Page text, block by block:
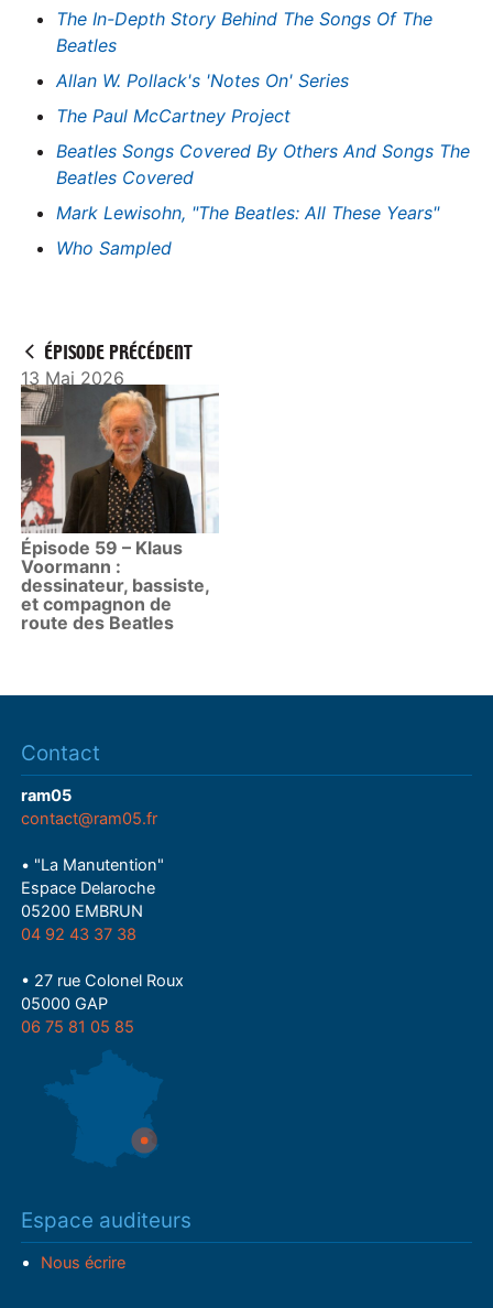
The In-Depth Story Behind The Songs Of The
Beatles
Allan W. Pollack's 'Notes On' Series
The Paul McCartney Project
Beatles Songs Covered By Others And Songs The
Beatles Covered
Mark Lewisohn, "The Beatles: All These Years"
Who Sampled
ÉPISODE PRÉCÉDENT
13 Mai 2026
Épisode 59 – Klaus
Voormann :
dessinateur, bassiste,
et compagnon de
route des Beatles
Contact
ram05
contact@ram05.fr
• "La Manutention"
Espace Delaroche
05200 EMBRUN
04 92 43 37 38
• 27 rue Colonel Roux
05000 GAP
06 75 81 05 85
Espace auditeurs
Nous écrire